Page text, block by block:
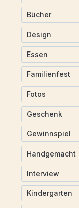
Bücher
Design
Essen
Familienfest
Fotos
Geschenk
Gewinnspiel
Handgemacht
Interview
Kindergarten